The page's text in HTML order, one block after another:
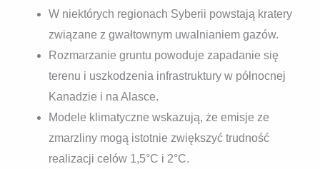
W niektórych regionach Syberii powstają kratery
związane z gwałtownym uwalnianiem gazów.
Rozmarzanie gruntu powoduje zapadanie się
terenu i uszkodzenia infrastruktury w północnej
Kanadzie i na Alasce.
Modele klimatyczne wskazują, że emisje ze
zmarzliny mogą istotnie zwiększyć trudność
realizacji celów 1,5°C i 2°C.